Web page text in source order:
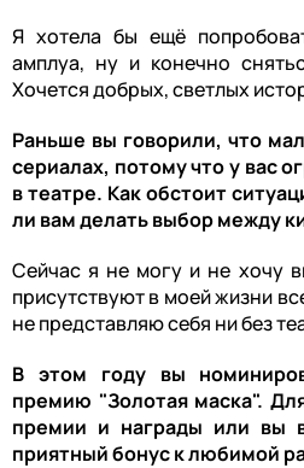
Я хотела бы ещё
амплуа, ну и конечно
Хочется добрых, светлых
Раньше вы говорили, что
сериалах, потому что у вас
в театре. Как обстоит
ли вам делать выбор между
Сейчас я не могу и не хочу
присутствуют в моей жизни
не представляю себя ни без
В этом году вы
премию "Золотая маска".
премии и награды или вы
приятный бонус к любимой